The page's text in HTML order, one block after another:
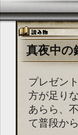
真夜中の
プレゼン
方が足り
あらら、
て普段か